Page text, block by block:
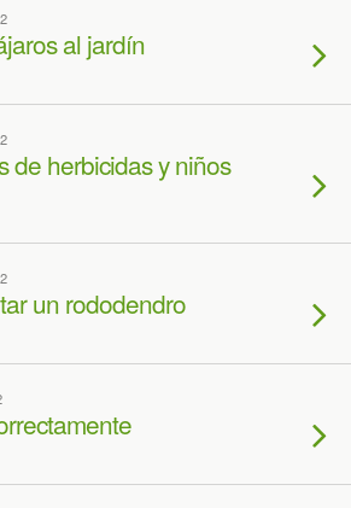
al jardín
de herbicidas y niños
un rododendro